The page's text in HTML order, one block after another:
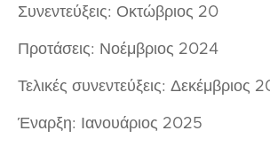
Συνεντεύξεις: Οκτώβριος 20
Προτάσεις: Νοέμβριος 2024
Τελικές συνεντεύξεις: Δεκέμβριος
Έναρξη: Ιανουάριος 2025